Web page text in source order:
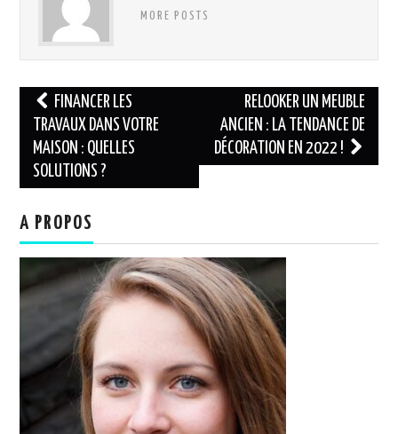
MORE POSTS
Navigation
des
articles
FINANCER LES
TRAVAUX DANS VOTRE
MAISON : QUELLES
SOLUTIONS ?
RELOOKER UN MEUBLE
ANCIEN : LA TENDANCE DE
DÉCORATION EN 2022 !
A PROPOS